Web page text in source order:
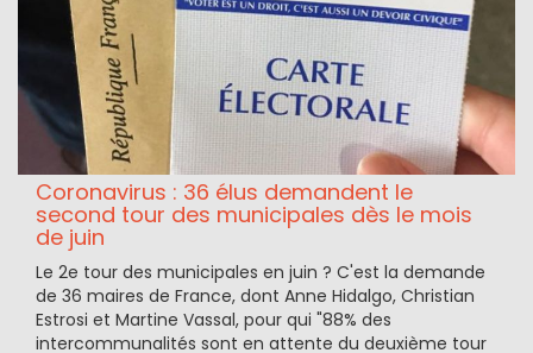
Coronavirus : 36 élus demandent le
second tour des municipales dès le mois
de juin
Le 2e tour des municipales en juin ? C'est la demande
de 36 maires de France, dont Anne Hidalgo, Christian
Estrosi et Martine Vassal, pour qui "88% des
intercommunalités sont en attente du deuxième tour